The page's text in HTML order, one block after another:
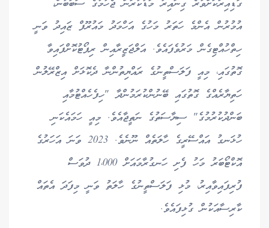
ގަޑިއިރަކަށްވުރެ ގިނައިރު މަޑުކުރަން ޖެހުމުގެ ސަބަބުން،
އުމުރުން އެންމެ ހަތަރު މަހުގެ އަހްމަދު މައުރޫފް ޒައިދު ވަނީ
ހިތްހުއްޓިގެން މަރުވެފައެވެ. އަލްޖަޒީރާއިން ރިޕޯޓުކޮށްފައިވާ
ގޮތުގައި، މިއީ ފަލަސްތީނުގެ ރައްޔިތުންނާ ދެކޮޅަށް އިޒްރޭލުން
ހަތިޔާރެއްގެ ގޮތުގައި ބޭނުންކުރަމުންދާ "ހިފެހެއްޓުމާއި
ބަންދުކުރުމުގެ" ސިޔާސަތުގެ ނަތީޖާއެވެ. މިއީ ހަމައެކަނި
ހުޅަނގު އައްސޭރީގެ ހާލަތެއް ނޫނެވެ. 2023 ވަނަ އަހަރުގެ
އޮކްޓޯބަރު މަހު ފެށި ހަނގުރާމައަށް 1،000 ދުވަސް
ފުރިފައިވާއިރު، މުޅި ފަލަސްތީނުގެ ހާލަތު ވަނީ މިފަދަ އެތައް
ކާރިސާއަކުން ގުޅިފައެވެ.